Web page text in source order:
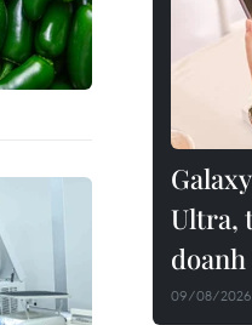
Ultra,
09/08/2026